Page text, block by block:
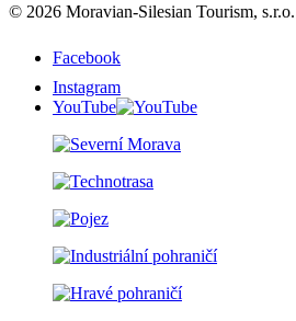
© 2026 Moravian-Silesian Tourism, s.r.o.
Facebook
Instagram
YouTube